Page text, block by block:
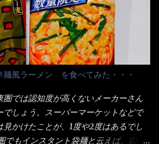
上げましょう。 早速1袋を大釜で茹で～
た状態です。 当家には、高齢者がいる
で上がった饂飩は、お店の饂飩に比べ
云えば、稲庭饂飩的な太さですね。 さ
？ 長葱無かったので、玉葱を刻んで
どん！ 冷やし釜あげうどん～です。
張って饂飩を盛り付け、お椀に昆布出
これでツルツル～と頂きました。 良い
。 これが標準なのです。 普通のとん
ら、10人前ほどあるか？ 値段的には、
定食セット350円程と値段的には、そ
、客足が絶えない人気店である。 そん
ナブルで頂ける＜映え＞るメニュー
です。 当時1,000円税込だった
うけど・・・ これが出てくると、カ
飛ぶ！ 写真は、キャベツ少なめでお願
は、直径30cmほどあります。 そこに
レーがかかっています。 カレーは辛
風ラーメン を食べてみた・・・
圏では認知度が高くないメーカーさん
でしょう。スーパーマーケットなどで
かけたことが、1度や2度はあるでし
でもインスタント袋麺と云えば、四角